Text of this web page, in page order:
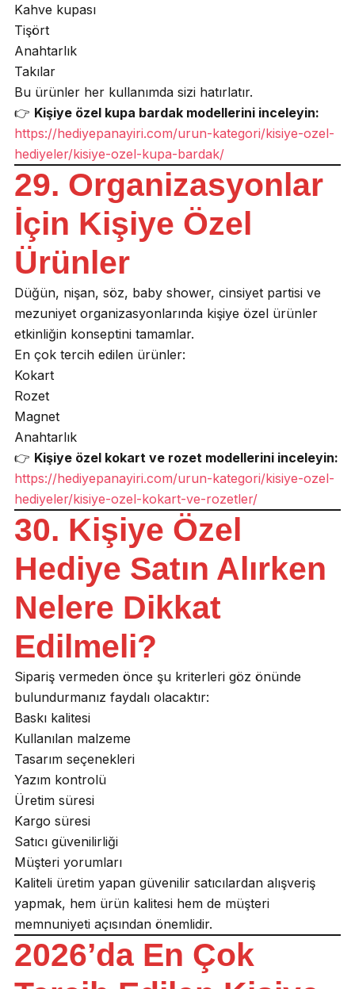
Kahve kupası
Tişört
Anahtarlık
Takılar
Bu ürünler her kullanımda sizi hatırlatır.
👉 Kişiye özel kupa bardak modellerini inceleyin:
https://hediyepanayiri.com/urun-kategori/kisiye-ozel-
hediyeler/kisiye-ozel-kupa-bardak/
29. Organizasyonlar
İçin Kişiye Özel
Ürünler
Düğün, nişan, söz, baby shower, cinsiyet partisi ve
mezuniyet organizasyonlarında kişiye özel ürünler
etkinliğin konseptini tamamlar.
En çok tercih edilen ürünler:
Kokart
Rozet
Magnet
Anahtarlık
👉 Kişiye özel kokart ve rozet modellerini inceleyin:
https://hediyepanayiri.com/urun-kategori/kisiye-ozel-
hediyeler/kisiye-ozel-kokart-ve-rozetler/
30. Kişiye Özel
Hediye Satın Alırken
Nelere Dikkat
Edilmeli?
Sipariş vermeden önce şu kriterleri göz önünde
bulundurmanız faydalı olacaktır:
Baskı kalitesi
Kullanılan malzeme
Tasarım seçenekleri
Yazım kontrolü
Üretim süresi
Kargo süresi
Satıcı güvenilirliği
Müşteri yorumları
Kaliteli üretim yapan güvenilir satıcılardan alışveriş
yapmak, hem ürün kalitesi hem de müşteri
memnuniyeti açısından önemlidir.
2026’da En Çok